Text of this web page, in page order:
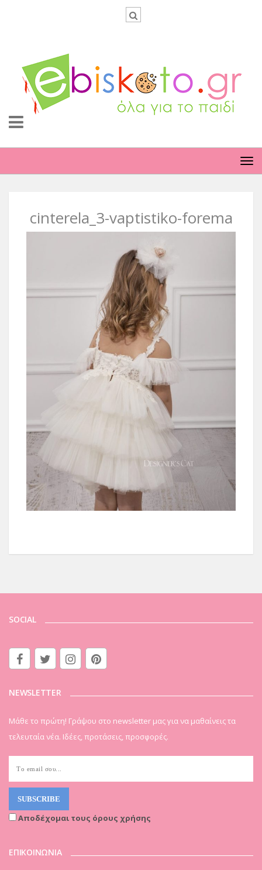
cinterela_3-vaptistiko-forema
SOCIAL
NEWSLETTER
Μάθε το πρώτη! Γράψου στο newsletter μας για να μαθαίνεις τα
τελευταία νέα. Ιδέες, προτάσεις, προσφορές.
Αποδέχομαι τους όρους χρήσης
ΕΠΙΚΟΙΝΩΝΙΑ